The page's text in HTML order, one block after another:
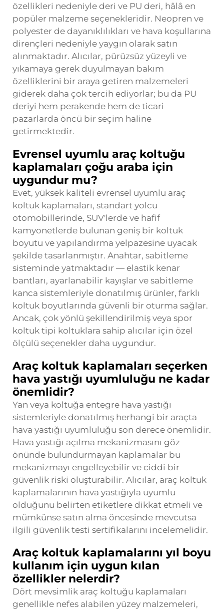
özellikleri nedeniyle deri ve PU deri, hâlâ en
popüler malzeme seçenekleridir. Neopren ve
polyester de dayanıklılıkları ve hava koşullarına
dirençleri nedeniyle yaygın olarak satın
alınmaktadır. Alıcılar, pürüzsüz yüzeyli ve
yıkamaya gerek duyulmayan bakım
özelliklerini bir araya getiren malzemeleri
giderek daha çok tercih ediyorlar; bu da PU
deriyi hem perakende hem de ticari
pazarlarda öncü bir seçim haline
getirmektedir.
Evrensel uyumlu araç koltuğu
kaplamaları çoğu araba için
uygundur mu?
Evet, yüksek kaliteli evrensel uyumlu araç
koltuk kaplamaları, standart yolcu
otomobillerinde, SUV'lerde ve hafif
kamyonetlerde bulunan geniş bir koltuk
boyutu ve yapılandırma yelpazesine uyacak
şekilde tasarlanmıştır. Anahtar, sabitleme
sisteminde yatmaktadır — elastik kenar
bantları, ayarlanabilir kayışlar ve sabitleme
kanca sistemleriyle donatılmış ürünler, farklı
koltuk boyutlarında güvenli bir oturma sağlar.
Ancak, çok yönlü şekillendirilmiş veya spor
koltuk tipi koltuklara sahip alıcılar için özel
ölçülü seçenekler daha uygundur.
Araç koltuk kaplamaları seçerken
hava yastığı uyumluluğu ne kadar
önemlidir?
Yan veya koltuğa entegre hava yastığı
sistemleriyle donatılmış herhangi bir araçta
hava yastığı uyumluluğu son derece önemlidir.
Hava yastığı açılma mekanizmasını göz
önünde bulundurmayan kaplamalar bu
mekanizmayı engelleyebilir ve ciddi bir
güvenlik riski oluşturabilir. Alıcılar, araç koltuk
kaplamalarının hava yastığıyla uyumlu
olduğunu belirten etiketlere dikkat etmeli ve
mümkünse satın alma öncesinde mevcutsa
ilgili güvenlik testi sertifikalarını incelemelidir.
Araç koltuk kaplamalarını yıl boyu
kullanım için uygun kılan
özellikler nelerdir?
Dört mevsimlik araç koltuğu kaplamaları
genellikle nefes alabilen yüzey malzemeleri,